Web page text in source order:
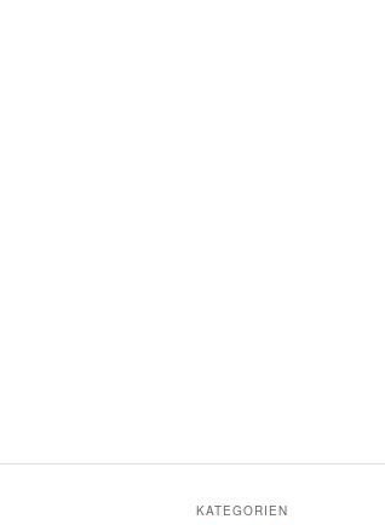
KATEGORIEN